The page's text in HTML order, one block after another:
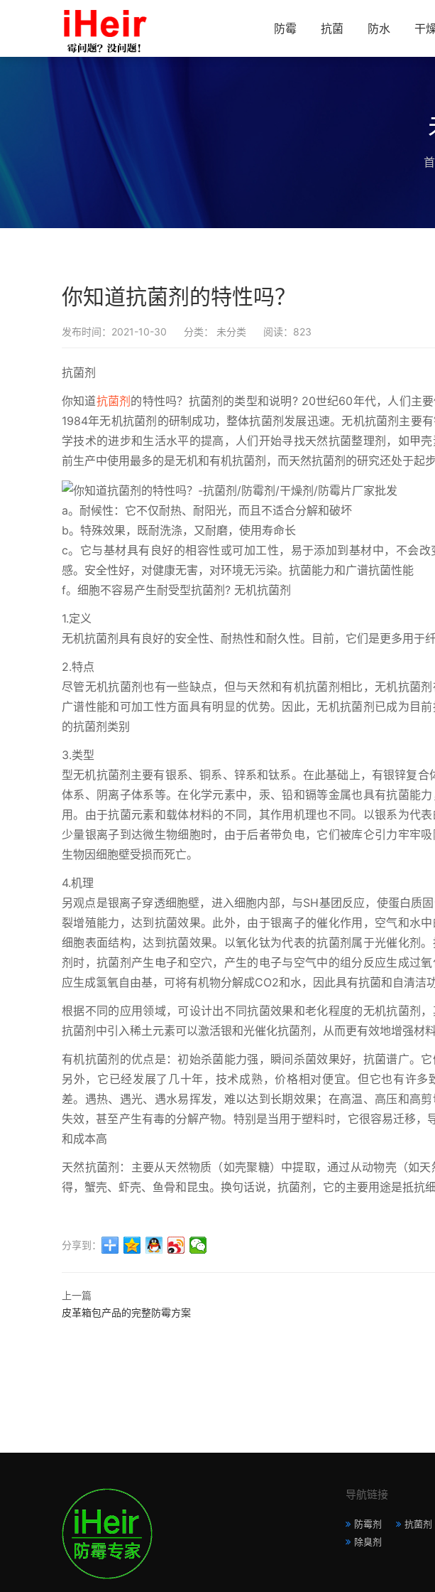
防霉 抗菌 防水 干
你知道抗菌剂的特性吗？
发布时间：2021-10-30 分类： 未分类 阅读：823
抗菌剂
你知道抗菌剂 的特性吗？抗菌剂的类型和说明? 20世纪60年代，人们主
1984年无机抗菌剂的研制成功，整体抗菌剂发展迅速。无机抗菌剂主要
学技术的进步和生活水平的提高，人们开始寻找天然抗菌整理剂，如甲
前生产中使用最多的是无机和有机抗菌剂，而天然抗菌剂的研究还处于起
a。耐候性：它不仅耐热、耐阳光，而且不适合分解和破坏
b。特殊效果，既耐洗涤，又耐磨，使用寿命长
c。它与基材具有良好的相容性或可加工性，易于添加到基材中，不会
感。安全性好，对健康无害，对环境无污染。抗菌能力和广谱抗菌性能
f。细胞不容易产生耐受型抗菌剂? 无机抗菌剂
1.定义
无机抗菌剂具有良好的安全性、耐热性和耐久性。目前，它们是更多用于
2.特点
尽管无机抗菌剂也有一些缺点，但与天然和有机抗菌剂相比，无机抗菌剂
广谱性能和可加工性方面具有明显的优势。因此，无机抗菌剂已成为目
的抗菌剂类别
3.类型
型无机抗菌剂主要有银系、铜系、锌系和钛系。在此基础上，有银锌复
体系、阴离子体系等。在化学元素中，汞、铅和镉等金属也具有抗菌能
用。由于抗菌元素和载体材料的不同，其作用机理也不同。以银系为代
少量银离子到达微生物细胞时，由于后者带负电，它们被库仑引力牢牢
生物因细胞壁受损而死亡。
4.机理
另观点是银离子穿透细胞壁，进入细胞内部，与SH基团反应，使蛋白质
裂增殖能力，达到抗菌效果。此外，由于银离子的催化作用，空气和水
细胞表面结构，达到抗菌效果。以氧化钛为代表的抗菌剂属于光催化剂
剂时，抗菌剂产生电子和空穴，产生的电子与空气中的组分反应生成过
应生成氢氧自由基，可将有机物分解成CO2和水，因此具有抗菌和自清洁功
根据不同的应用领域，可设计出不同抗菌效果和老化程度的无机抗菌剂
抗菌剂中引入稀土元素可以激活银和光催化抗菌剂，从而更有效地增强材料
有机抗菌剂的优点是：初始杀菌能力强，瞬间杀菌效果好，抗菌谱广。
另外，它已经发展了几十年，技术成熟，价格相对便宜。但它也有许
差。遇热、遇光、遇水易挥发，难以达到长期效果；在高温、高压和高
失效，甚至产生有毒的分解产物。特别是当用于塑料时，它很容易迁移，
和成本高
天然抗菌剂：主要从天然物质（如壳聚糖）中提取，通过从动物壳（如
得，蟹壳、虾壳、鱼骨和昆虫。换句话说，抗菌剂，它的主要用途是抵抗细
分享到：
上一篇
皮革箱包产品的完整防霉方案
导航链接
防霉剂 抗菌剂
除臭剂